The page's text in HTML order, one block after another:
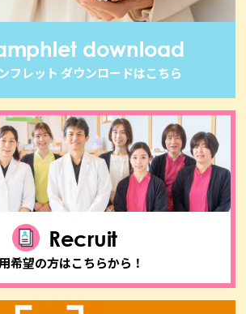
download
フレット ダウンロードはこちら
Recruit
希望の方はこちらから！